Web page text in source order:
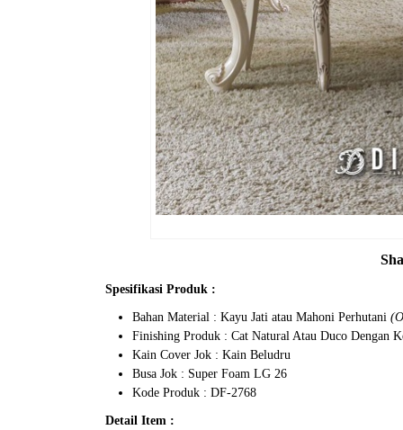
Spesifikasi Produk :
Bahan Material : Kayu Jati atau Mahoni Perhutani
Finishing Produk : Cat Natural Atau Duco Dengan
Kain Cover Jok : Kain Beludru
Busa Jok : Super Foam LG 26
Kode Produk : DF-2768
Detail Item :